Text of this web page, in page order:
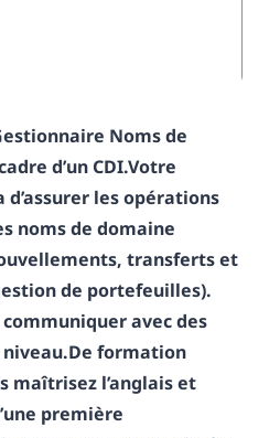
Noms de
d’un CDI.Votre
les opérations
noms de domaine
transferts et
de portefeuilles).
avec des
De formation
maîtrisez l’anglais et
première